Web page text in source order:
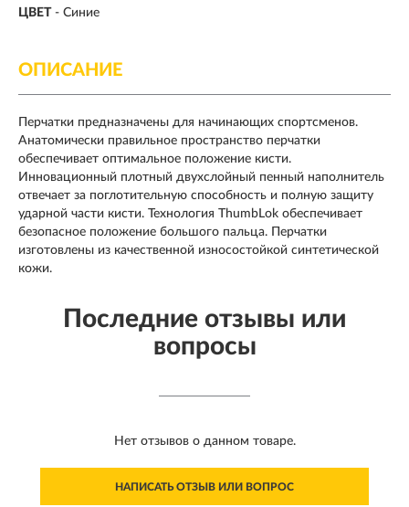
ЦВЕТ - Синие
ОПИСАНИЕ
Перчатки предназначены для начинающих спортсменов.
Анатомически правильное пространство перчатки
обеспечивает оптимальное положение кисти.
Инновационный плотный двухслойный пенный наполнитель
отвечает за поглотительную способность и полную защиту
ударной части кисти. Технология ThumbLok обеспечивает
безопасное положение большого пальца. Перчатки
изготовлены из качественной износостойкой синтетической
кожи.
Последние отзывы или
вопросы
Нет отзывов о данном товаре.
НАПИСАТЬ ОТЗЫВ ИЛИ ВОПРОС